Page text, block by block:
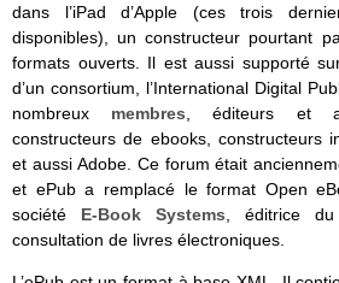
dans l’iPad d’Apple (ces trois
disponibles), un constructeur pourtant
formats ouverts. Il est aussi supporté
d’un consortium, l’International Digital
nombreux membres , éditeurs et
constructeurs de ebooks, constructeurs
et aussi Adobe. Ce forum était
et ePub a remplacé le format Open
société E-Book Systems , éditrice
consultation de livres électroniques.